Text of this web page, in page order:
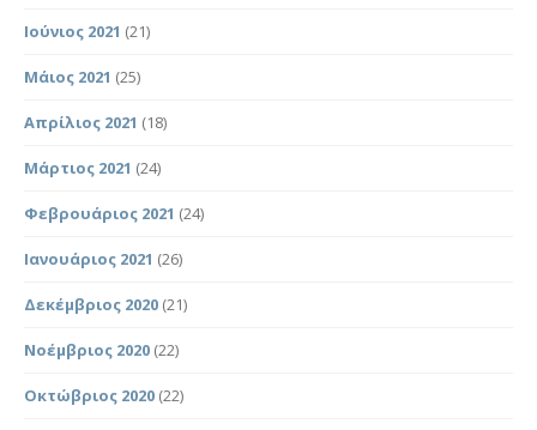
Ιούνιος 2021 (21)
Μάιος 2021 (25)
Απρίλιος 2021 (18)
Μάρτιος 2021 (24)
Φεβρουάριος 2021 (24)
Ιανουάριος 2021 (26)
Δεκέμβριος 2020 (21)
Νοέμβριος 2020 (22)
Οκτώβριος 2020 (22)